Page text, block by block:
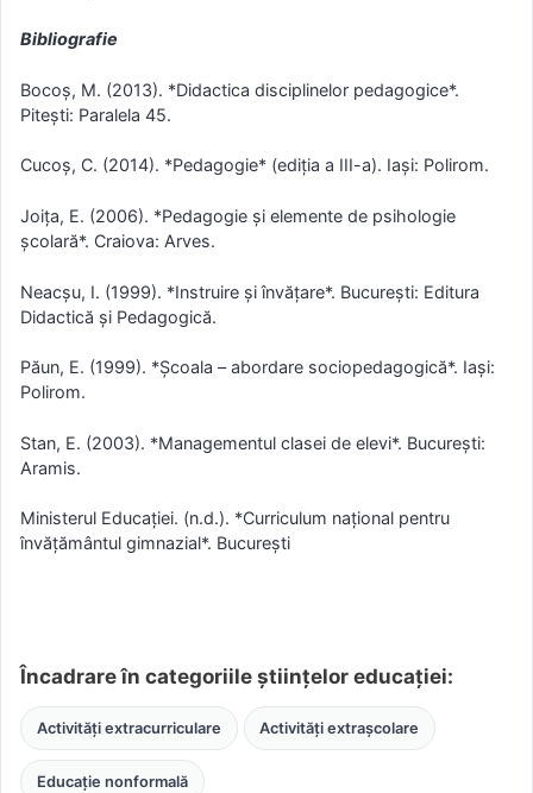
Bibliografie
Bocoș, M. (2013). *Didactica disciplinelor pedagogice*.
Pitești: Paralela 45.
Cucoș, C. (2014). *Pedagogie* (ediția a III-a). Iași: Polirom.
Joița, E. (2006). *Pedagogie și elemente de psihologie
școlară*. Craiova: Arves.
Neacșu, I. (1999). *Instruire și învățare*. București: Editura
Didactică și Pedagogică.
Păun, E. (1999). *Școala – abordare sociopedagogică*. Iași:
Polirom.
Stan, E. (2003). *Managementul clasei de elevi*. București:
Aramis.
Ministerul Educației. (n.d.). *Curriculum național pentru
învățământul gimnazial*. București
Încadrare în categoriile științelor educației:
Activități extracurriculare Activități extrașcolare
Educație nonformală